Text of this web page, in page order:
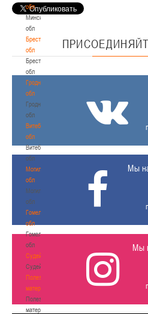
обл
Минская
обл
Брестская
обл
Брестская
обл
Гродненская
обл
Гродненская
обл
Витебская
обл
Витебская
обл
Могилевская
обл
Могилевская
обл
Гомельская
обл
Гомельская
обл
Судейство
Судейство
Полезные
материалы
Полезные
материалы
Мы
Мы